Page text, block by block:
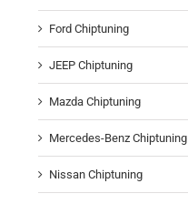
Ford Chiptuning
JEEP Chiptuning
Mazda Chiptuning
Mercedes-Benz Chiptuning
Nissan Chiptuning